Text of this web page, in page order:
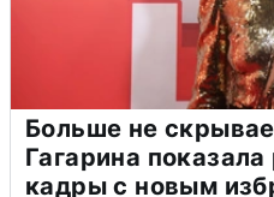
Больше не
Гагарина
кадры с новым